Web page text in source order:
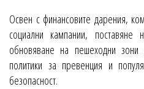
Освен с финансовите дарения,
социални кампании,
обновяване на пешеходни
политики за превенция и
безопасност.